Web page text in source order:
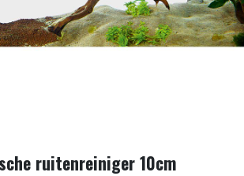
ruitenreiniger 10cm